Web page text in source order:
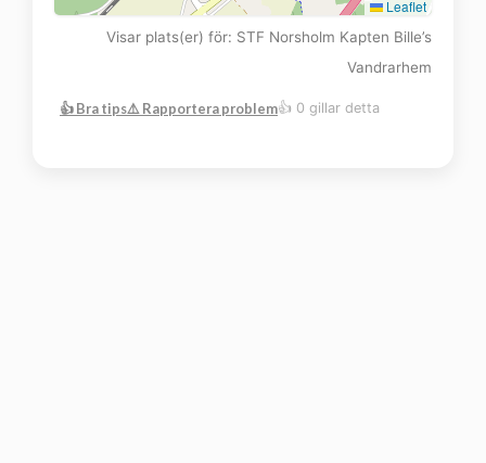
Leaflet
Visar plats(er) för: STF Norsholm Kapten Bille’s
Vandrarhem
👍 Bra tips⚠️ Rapportera problem👍 0 gillar detta